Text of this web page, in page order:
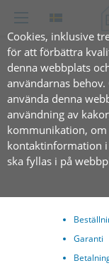
Cookies, inklusive
för att förbättra
denna webbplats
användarnas
använda denna
användning av
kommunikation,
kontaktinformation
ska fyllas i på
Garanti